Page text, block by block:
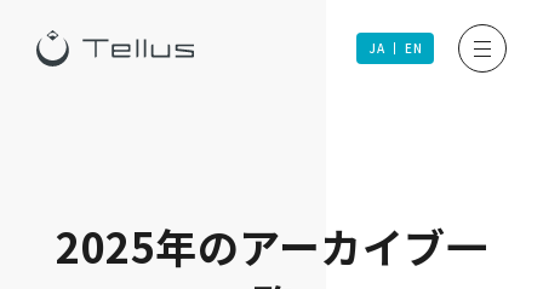
JA EN
2025年のアーカイブ一